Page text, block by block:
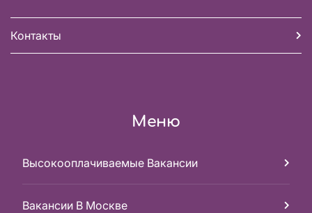
Контакты
Меню
Высокооплачиваемые Вакансии
Вакансии В Москве